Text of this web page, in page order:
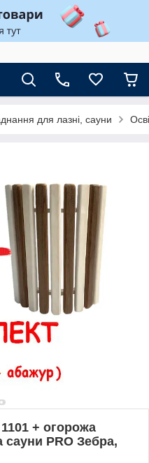
для лазні, сауни
+ огорожа
сауни PRO Зебра,